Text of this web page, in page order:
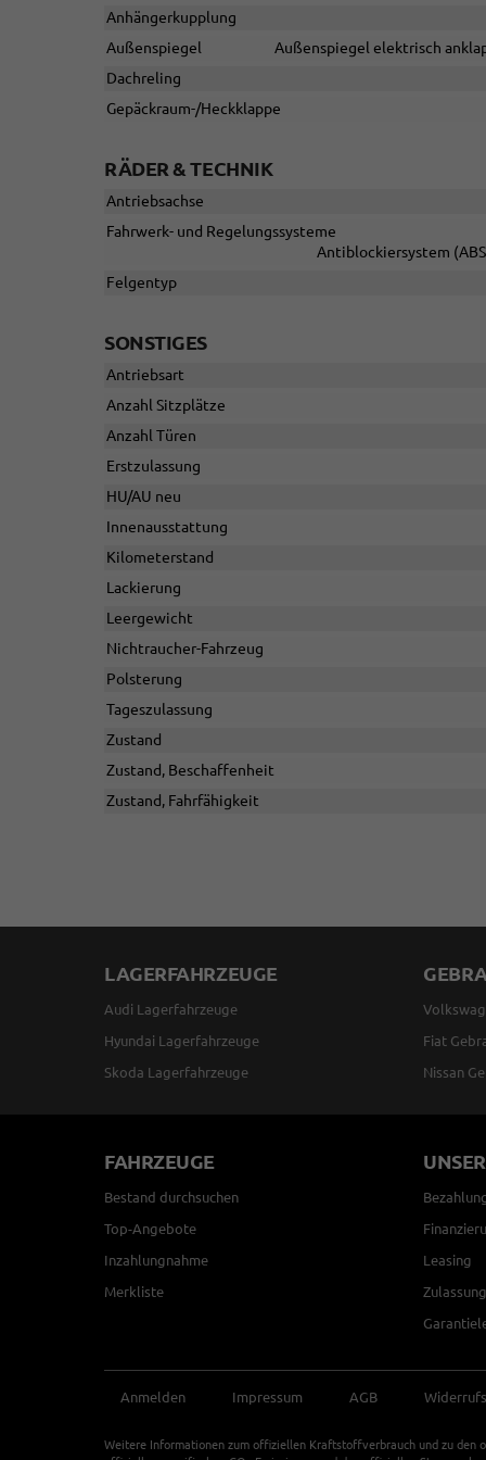
Anhängerkupplung
Außenspiegel
Außenspiegel elektrisch
Dachreling
Gepäckraum-/Heckklappe
RÄDER & TECHNIK
Antriebsachse
Fahrwerk- und Regelungssysteme
Antiblockiersystem
Felgentyp
SONSTIGES
Antriebsart
Anzahl Sitzplätze
Anzahl Türen
Erstzulassung
HU/AU neu
Innenausstattung
Kilometerstand
Lackierung
Leergewicht
Nichtraucher-Fahrzeug
Polsterung
Tageszulassung
Zustand
Zustand, Beschaffenheit
Zustand, Fahrfähigkeit
LAGERFAHRZEUGE
Audi Lagerfahrzeuge
Hyundai Lagerfahrzeuge
Skoda Lagerfahrzeuge
Fiat
Nissan
FAHRZEUGE
Bestand durchsuchen
Top-Angebote
Inzahlungnahme
Merkliste
Leasing
Anmelden Impressum AGB
Weitere Informationen zum offiziellen Kraftstoffverbrauch und zu den